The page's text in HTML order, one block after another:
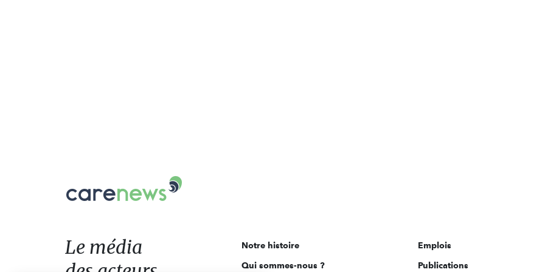
Le
acteurs
de
Le média
Notre histoire
Qui sommes-nous ?
Emplois
Publications